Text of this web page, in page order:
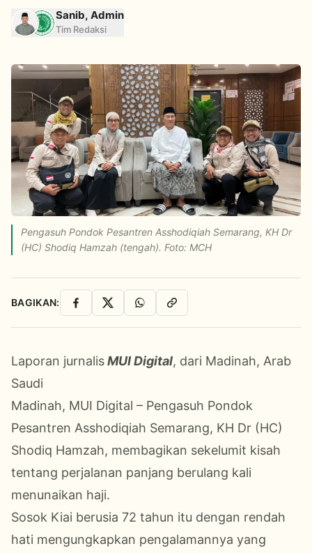
Sanib, Admin
Tim Redaksi
Pengasuh Pondok Pesantren Asshodiqiah Semarang, KH Dr
(HC) Shodiq Hamzah (tengah). Foto: MCH
BAGIKAN: Facebook
X WhatsAppSalin Link
Laporan jurnalisMUI Digital, dari Madinah, Arab
Saudi
Madinah, MUI Digital – Pengasuh Pondok
Pesantren Asshodiqiah Semarang, KH Dr (HC)
Shodiq Hamzah, membagikan sekelumit kisah
tentang perjalanan panjang berulang kali
menunaikan haji.
Sosok Kiai berusia 72 tahun itu dengan rendah
hati mengungkapkan pengalamannya yang